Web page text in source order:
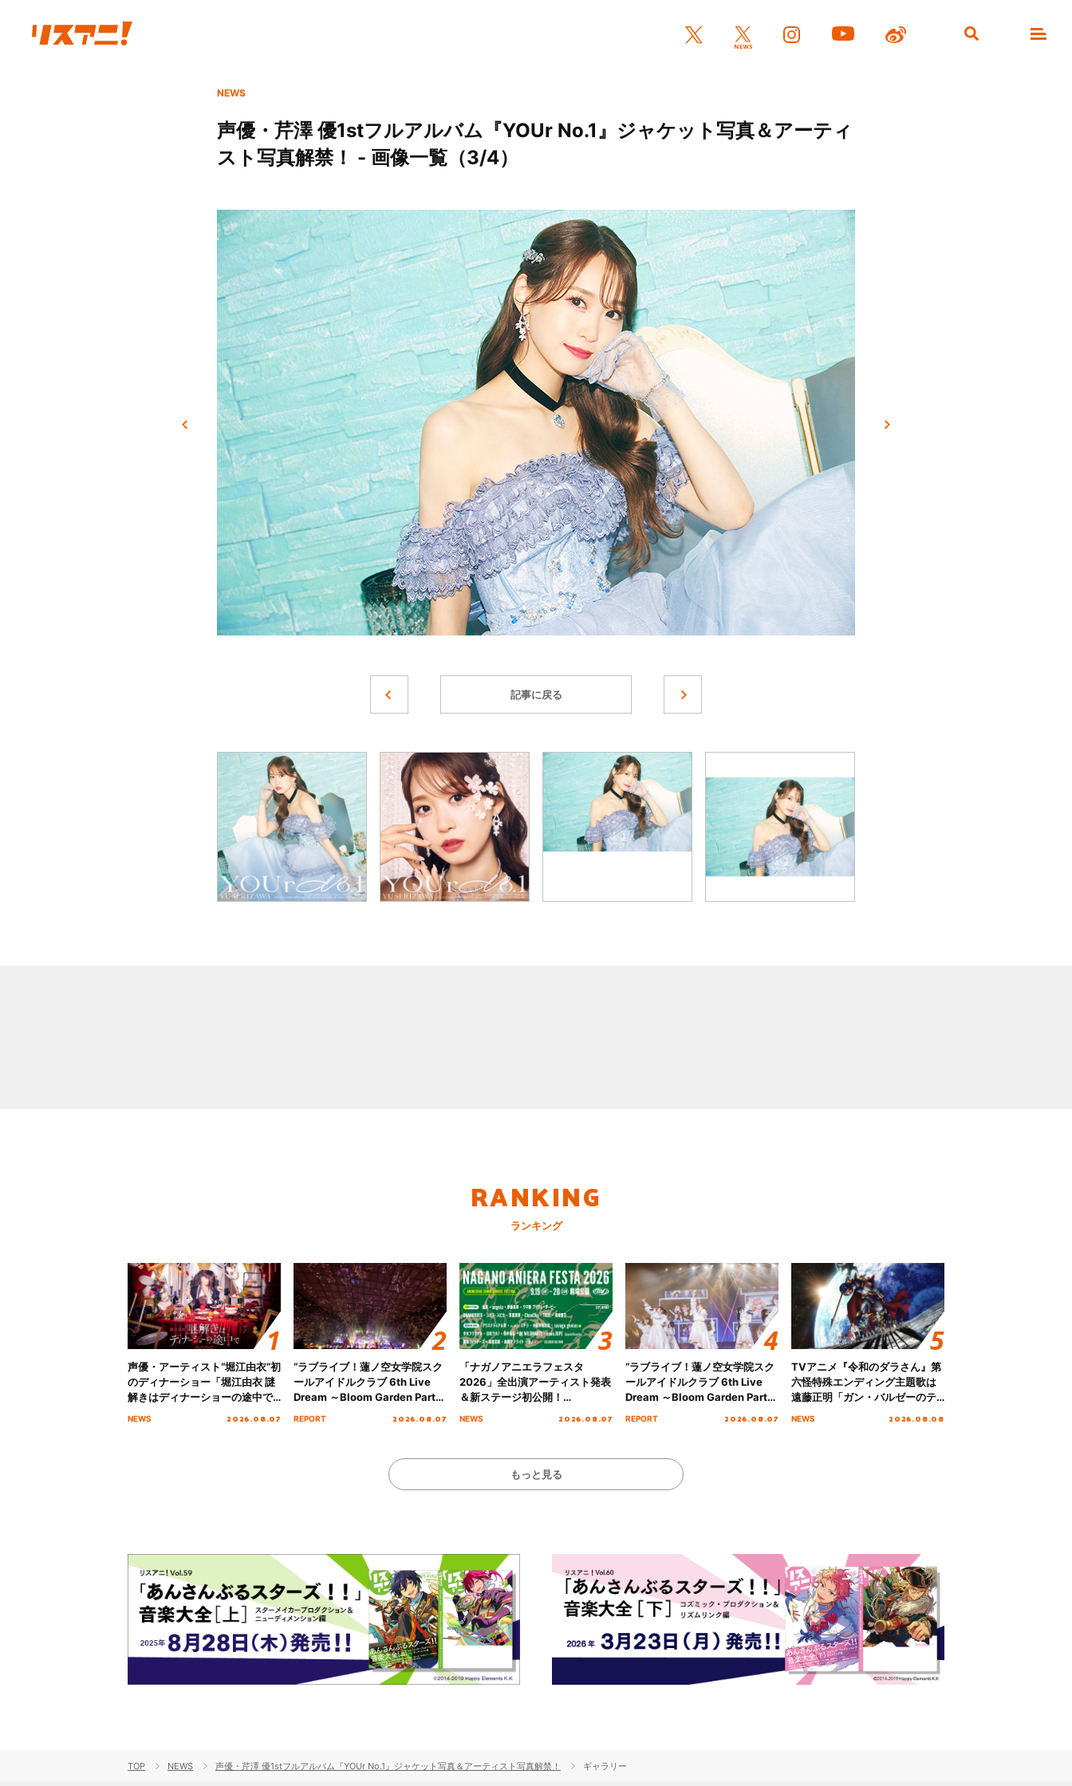
NEWS
声優・芹澤 優1stフルアルバム『YOUr No.1』ジャケット写真＆アーティ
スト写真解禁！ - 画像一覧（3/4）
記事に戻る
RANKING
ランキング
声優・アーティスト“堀江由衣”初
のディナーショー「堀江由衣 謎
解きはディナーショーの途中で
NEWS 2026.08.07
“ラブライブ！蓮ノ空女学院スク
ールアイドルクラブ 6th Live
Dream ～Bloom Garden Party
REPORT 2026.08.07
「ナガノアニエラフェスタ
2026」全出演アーティスト発表
＆新ステージ初公開！
NEWS 2026.08.07
“ラブライブ！蓮ノ空女学院スク
ールアイドルクラブ 6th Live
Dream ～Bloom Garden Party
REPORT 2026.08.07
TVアニメ『令和のダラさん』第
六怪特殊エンディング主題歌は
遠藤正明「ガン・バルゼーのテ
NEWS 2026.08.08
もっと見る
TOP NEWS 声優・芹澤 優1stフルアルバム『YOUr No.1』ジャケット写真＆アーティスト写真解禁！ ギャラリー